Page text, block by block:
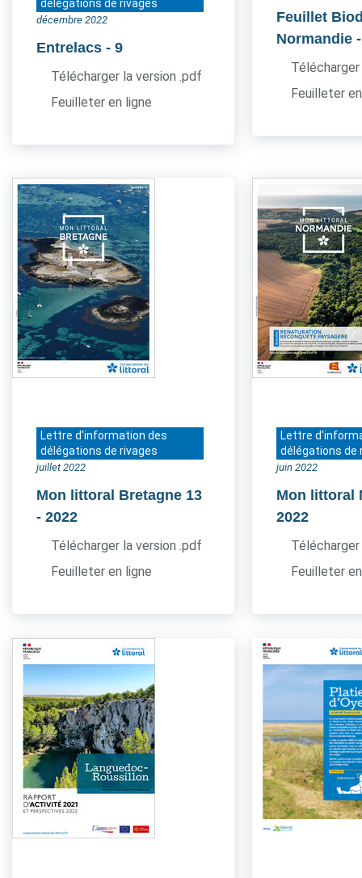
délégations de rivages
décembre 2022
Entrelacs - 9
Télécharger la version .pdf
Feuilleter en ligne
Feuillet
Normandie
Feuilleter
Lettre d'information des
délégations de rivages
juillet 2022
Mon littoral Bretagne 13
- 2022
Télécharger la version .pdf
Feuilleter en ligne
Lettre
délégations de
juin 2022
Mon littoral
2022
Feuilleter